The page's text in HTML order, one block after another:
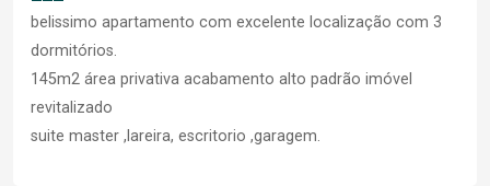
belissimo apartamento com excelente localização com 3
dormitórios.
145m2 área privativa acabamento alto padrão imóvel
revitalizado
suite master ,lareira, escritorio ,garagem.